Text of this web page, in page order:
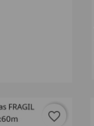
favorite_border